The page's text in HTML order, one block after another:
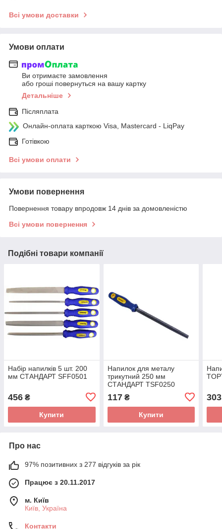
Всі умови доставки
Умови оплати
Ви отримаєте замовлення
або гроші повернуться на вашу картку
Детальніше
Післяплата
Онлайн-оплата карткою Visa, Mastercard - LiqPay
Готівкою
Всі умови оплати
Умови повернення
Повернення товару впродовж 14 днів за домовленістю
Всі умови повернення
Подібні товари компанії
Набір напилків 5 шт. 200
мм СТАНДАРТ SFF0501
456 ₴
Купити
Напилок для металу
трикутний 250 мм
СТАНДАРТ TSF0250
117₴
Купити
303
Про нас
97% позитивних з 277 відгуків за рік
Працює з 20.11.2017
м. Київ
Київ, Україна
Контакти